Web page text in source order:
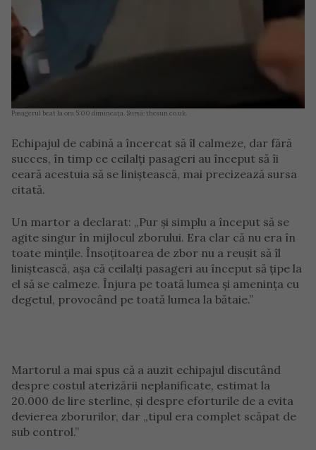
Pasagerul beat la ora 5:00 dimineața. Sursă: thesun.co.uk.
Echipajul de cabină a încercat să îl calmeze, dar fără
succes, în timp ce ceilalți pasageri au început să îi
ceară acestuia să se liniștească, mai precizează sursa
citată.
Un martor a declarat: „Pur și simplu a început să se
agite singur în mijlocul zborului. Era clar că nu era în
toate mințile. Însoțitoarea de zbor nu a reușit să îl
liniștească, așa că ceilalți pasageri au început să țipe la
el să se calmeze. Înjura pe toată lumea și amenința cu
degetul, provocând pe toată lumea la bătaie.”
Martorul a mai spus că a auzit echipajul discutând
despre costul aterizării neplanificate, estimat la
20.000 de lire sterline, și despre eforturile de a evita
devierea zborurilor, dar „tipul era complet scăpat de
sub control.”